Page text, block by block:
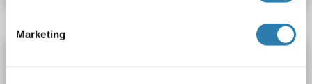
Marketing